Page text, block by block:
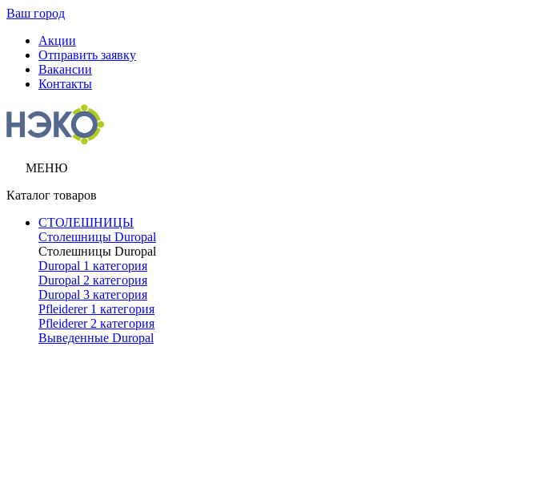
Ваш город
Акции
Отправить заявку
Вакансии
Контакты
МЕНЮ
Каталог товаров
СТОЛЕШНИЦЫ
Столешницы Duropal
Столешницы Duropal
Duropal 1 категория
Duropal 2 категория
Duropal 3 категория
Pfleiderer 1 категория
Pfleiderer 2 категория
Выведенные Duropal